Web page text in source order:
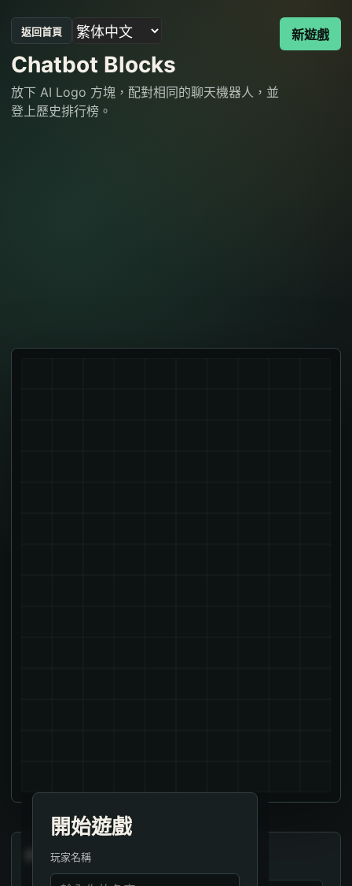
返回首頁
Chatbot Blocks
放下 AI Logo 方塊，配對相同的聊天機器人，並
登上歷史排行榜。
新遊戲
開始遊戲
玩家名稱
排行榜